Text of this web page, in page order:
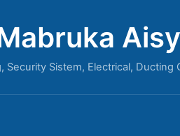
Security Sistem, Electrical, Ducting